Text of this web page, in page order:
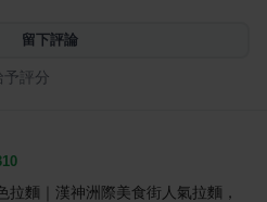
留下評論
予評分
拉麵｜漢神洲際美食街人氣拉麵，